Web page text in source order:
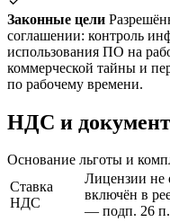
Законные цели
соглашении: контроль
использования ПО на
коммерческой тайны и
по рабочему времени.
НДС и
Основание льготы и
Ставка
НДС
Лицензии не
включён в
— подп. 26